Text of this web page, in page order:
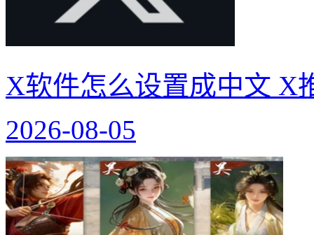
X软件怎么设置成中文 X
2026-08-05